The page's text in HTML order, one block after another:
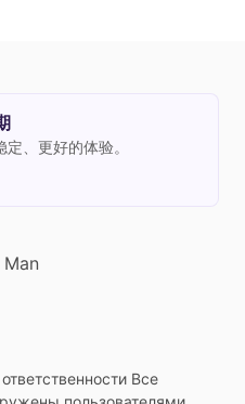
、更好的体验。
Все